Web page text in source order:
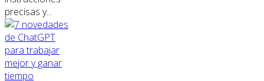
precisas y...